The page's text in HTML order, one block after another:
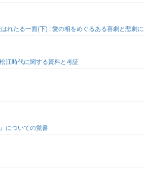
れたる一面(下) : 愛の相をめぐるある喜劇と悲劇
江時代に関する資料と考証
についての覚書